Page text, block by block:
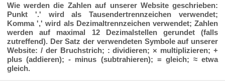
Wie werden die Zahlen auf unserer Website geschrieben:
Punkt '.' wird als Tausendertrennzeichen verwendet;
Komma ',' wird als Dezimaltrennzeichen verwendet; Zahlen
werden auf maximal 12 Dezimalstellen gerundet (falls
zutreffend). Der Satz der verwendeten Symbole auf unserer
Website: / der Bruchstrich; : dividieren; × multiplizieren; +
plus (addieren); - minus (subtrahieren); = gleich; ≈ etwa
gleich.